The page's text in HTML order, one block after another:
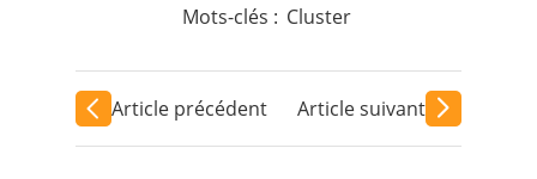
Mots-clés : Cluster
Article précédent Article suivant